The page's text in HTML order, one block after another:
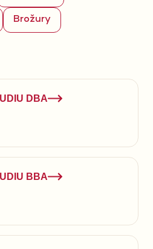
Brožury
DBA
BBA